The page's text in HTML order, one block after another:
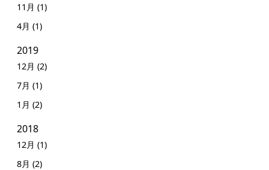
11月 (1)
4月 (1)
2019
12月 (2)
7月 (1)
1月 (2)
2018
12月 (1)
8月 (2)